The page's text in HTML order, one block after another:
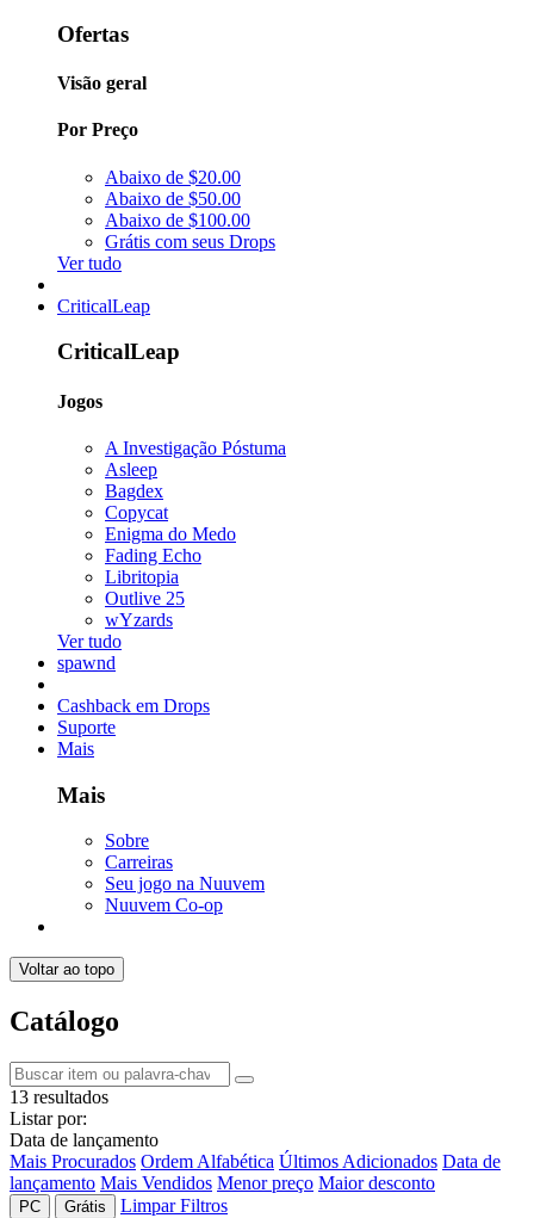
Ofertas
Visão geral
Por Preço
Abaixo de $20.00
Abaixo de $50.00
Abaixo de $100.00
Grátis com seus Drops
Ver tudo
CriticalLeap
CriticalLeap
Jogos
A Investigação Póstuma
Asleep
Bagdex
Copycat
Enigma do Medo
Fading Echo
Libritopia
Outlive 25
wYzards
Ver tudo
spawnd
Cashback em Drops
Suporte
Mais
Mais
Sobre
Carreiras
Seu jogo na Nuuvem
Nuuvem Co-op
Voltar ao topo
Catálogo
13 resultados
Listar por:
Data de lançamento
Mais Procurados Ordem Alfabética Últimos Adicionados Data de
lançamento Mais Vendidos Menor preço Maior desconto
PC Grátis Limpar Filtros